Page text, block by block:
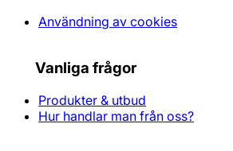
Användning av cookies
Vanliga frågor
Produkter & utbud
Hur handlar man från oss?